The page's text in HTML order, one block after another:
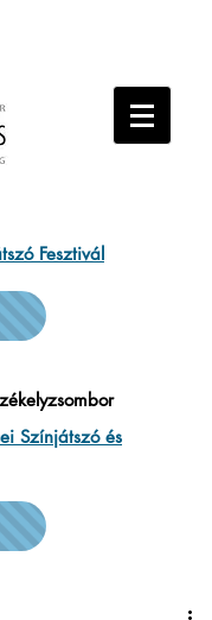
Fesztivál
Színjátszó és